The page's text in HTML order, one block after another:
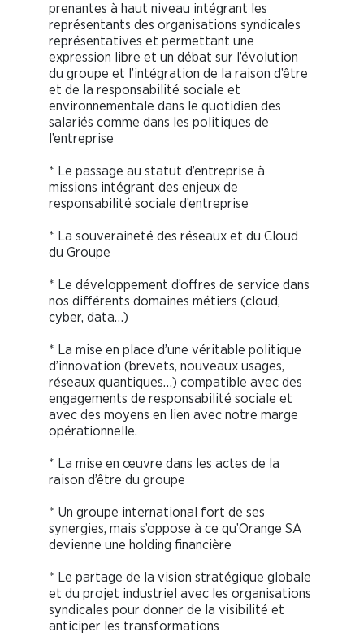
prenantes à haut niveau intégrant les
représentants des organisations syndicales
représentatives et permettant une
expression libre et un débat sur l’évolution
du groupe et l’intégration de la raison d’être
et de la responsabilité sociale et
environnementale dans le quotidien des
salariés comme dans les politiques de
l’entreprise
* Le passage au statut d’entreprise à
missions intégrant des enjeux de
responsabilité sociale d’entreprise
* La souveraineté des réseaux et du Cloud
du Groupe
* Le développement d’offres de service dans
nos différents domaines métiers (cloud,
cyber, data…)
* La mise en place d’une véritable politique
d’innovation (brevets, nouveaux usages,
réseaux quantiques…) compatible avec des
engagements de responsabilité sociale et
avec des moyens en lien avec notre marge
opérationnelle.
* La mise en œuvre dans les actes de la
raison d’être du groupe
* Un groupe international fort de ses
synergies, mais s’oppose à ce qu’Orange SA
devienne une holding financière
* Le partage de la vision stratégique globale
et du projet industriel avec les organisations
syndicales pour donner de la visibilité et
anticiper les transformations